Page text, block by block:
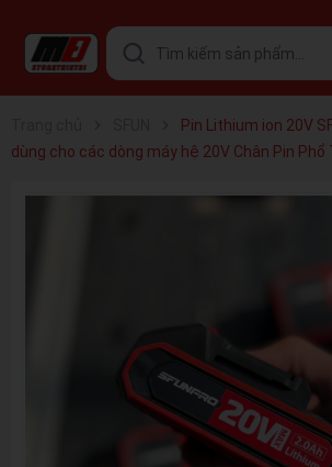
Pin Lithium ion 20V
dùng cho các dòng máy hệ 20V Chân Pin Phổ